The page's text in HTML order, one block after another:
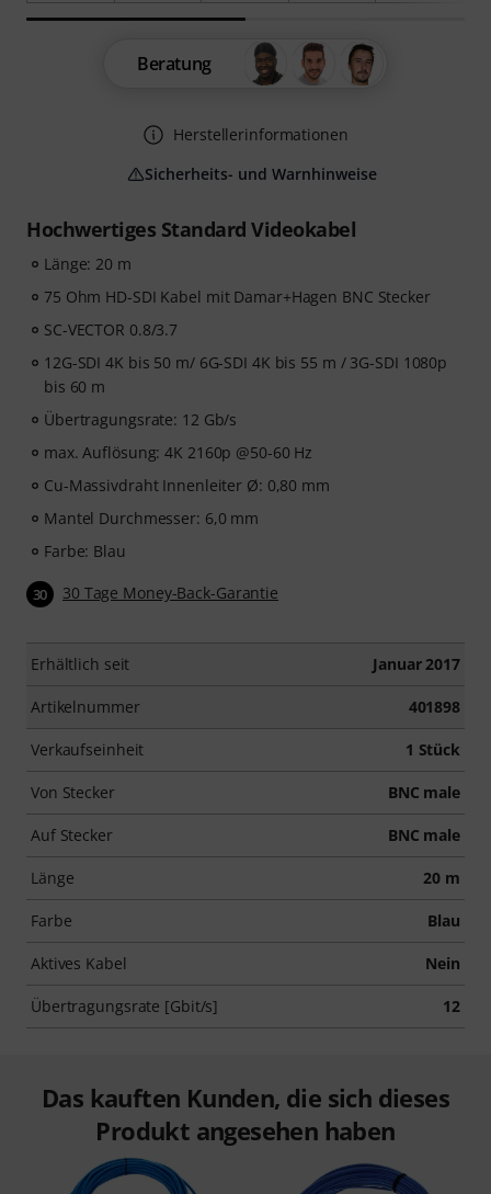
Hochwertiges Standard Videokabel
Länge: 20 m
75 Ohm HD-SDI Kabel mit Damar+Hagen BNC Stecker
SC-VECTOR 0.8/3.7
12G-SDI 4K bis 50 m/ 6G-SDI 4K bis 55 m / 3G-SDI 1080p
bis 60 m
Übertragungsrate: 12 Gb/s
max. Auflösung: 4K 2160p @50-60 Hz
Cu-Massivdraht Innenleiter Ø: 0,80 mm
Mantel Durchmesser: 6,0 mm
Farbe: Blau
30 30 Tage Money-Back-Garantie
Erhältlich seit Januar 2017
Artikelnummer 401898
Verkaufseinheit 1 Stück
Von Stecker BNC male
Auf Stecker BNC male
Länge 20 m
Farbe Blau
Aktives Kabel Nein
Übertragungsrate [Gbit/s] 12
Beratung
Herstellerinformationen
Sicherheits- und Warnhinweise
Das kauften Kunden, die sich dieses
Produkt angesehen haben